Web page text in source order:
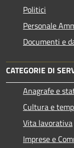
Politici
Personale
Documenti e
CATEGORIE DI
Anagrafe e
Cultura e
Vita lavorativa
Imprese e